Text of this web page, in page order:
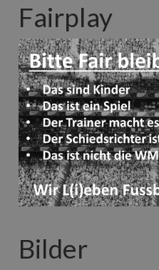
Fairplay
Bilder